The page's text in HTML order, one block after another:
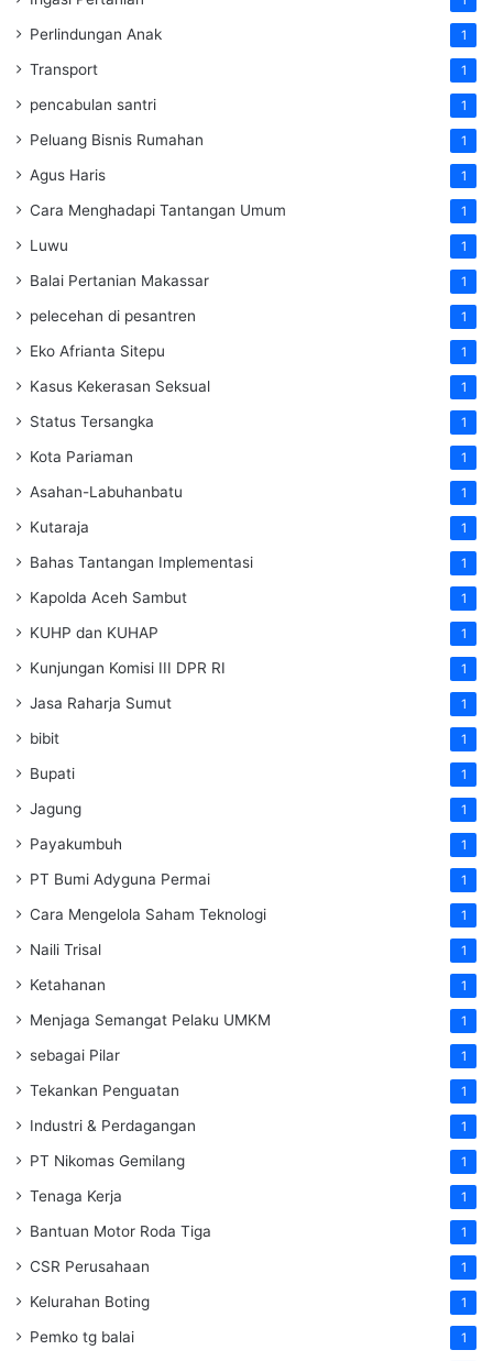
Perlindungan Anak 1
Transport 1
pencabulan santri 1
Peluang Bisnis Rumahan 1
Agus Haris 1
Cara Menghadapi Tantangan Umum 1
Luwu 1
Balai Pertanian Makassar 1
pelecehan di pesantren 1
Eko Afrianta Sitepu 1
Kasus Kekerasan Seksual 1
Status Tersangka 1
Kota Pariaman 1
Asahan-Labuhanbatu 1
Kutaraja 1
Bahas Tantangan Implementasi 1
Kapolda Aceh Sambut 1
KUHP dan KUHAP 1
Kunjungan Komisi III DPR RI 1
Jasa Raharja Sumut 1
bibit 1
Bupati 1
Jagung 1
Payakumbuh 1
PT Bumi Adyguna Permai 1
Cara Mengelola Saham Teknologi 1
Naili Trisal 1
Ketahanan 1
Menjaga Semangat Pelaku UMKM 1
sebagai Pilar 1
Tekankan Penguatan 1
Industri & Perdagangan 1
PT Nikomas Gemilang 1
Tenaga Kerja 1
Bantuan Motor Roda Tiga 1
CSR Perusahaan 1
Kelurahan Boting 1
Pemko tg balai 1